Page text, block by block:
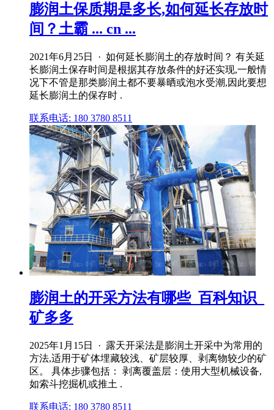
膨润土保质期是多长,如何延长存放时
间？土霸 ... cn ...
2021年6月25日 · 如何延长膨润土的存放时间？ 有关延
长膨润土保存时间是根据其存放条件的好还实现,一般情
况下不管是那类膨润土都不要暴晒或泡水受潮,因此要想
延长膨润土的保存时 .
联系电话: 180 3780 8511
膨润土的开采方法有哪些_百科知识_
矿多多
2025年1月15日 · 露天开采法是膨润土开采中为常用的
方法,适用于矿体埋藏较浅、矿层较厚、剥离物较少的矿
区。 具体步骤包括： 剥离覆盖层：使用大型机械设备,
如索斗挖掘机或推土 .
联系电话: 180 3780 8511